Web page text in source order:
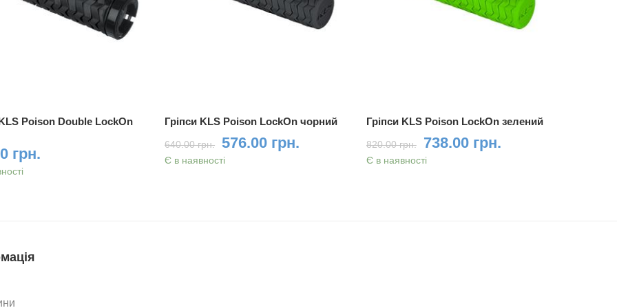
Poison Double LockOn
грн.
Гріпси KLS Poison LockOn чорний
640.00 грн. 576.00 грн.
Є в наявності
Гріпси KLS Poison LockOn зелений
820.00 грн. 738.00 грн.
Є в наявності